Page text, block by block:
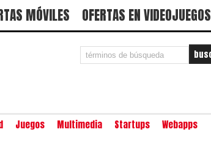
MÓVILES OFERTAS EN VIDEOJUEGOS
Juegos Multimedia Startups
Webapps